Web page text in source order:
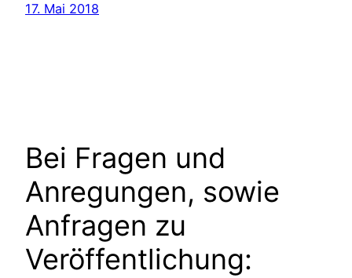
17. Mai 2018
Bei Fragen und
Anregungen, sowie
Anfragen zu
Veröffentlichung: